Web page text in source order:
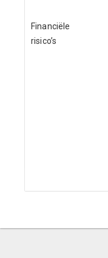
Financiële
risico’s